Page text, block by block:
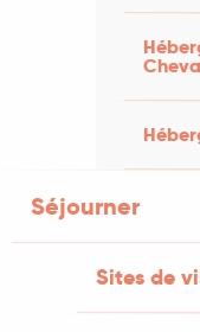
Séjourner
Sites de
votre